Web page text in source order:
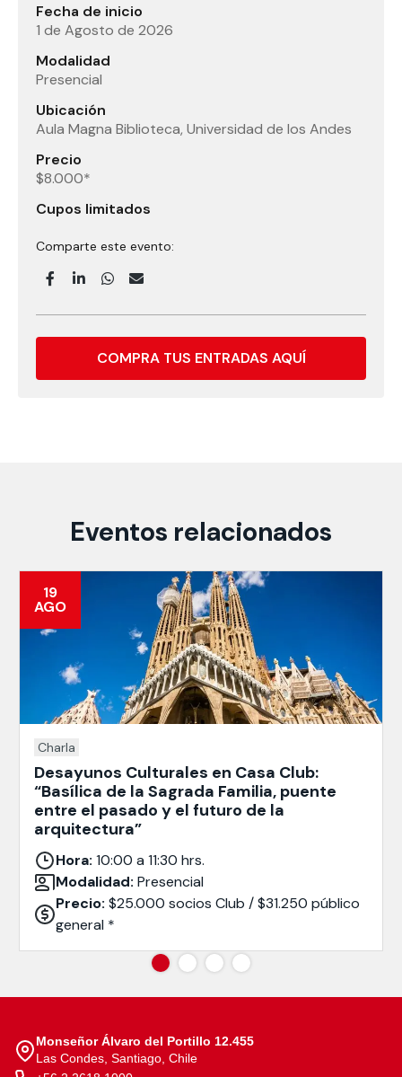
Fecha de inicio
1 de Agosto de 2026
Modalidad
Presencial
Ubicación
Aula Magna Biblioteca, Universidad de los Andes
Precio
$8.000*
Cupos limitados
Comparte este evento:
COMPRA TUS ENTRADAS AQUÍ
Eventos relacionados
19
AGO
Charla
Desayunos Culturales en Casa Club:
“Basílica de la Sagrada Familia, puente
entre el pasado y el futuro de la
arquitectura”
Hora: 10:00 a 11:30 hrs.
Modalidad: Presencial
Precio: $25.000 socios Club / $31.250 público
general *
Monseñor Álvaro del Portillo 12.455
Las Condes, Santiago, Chile